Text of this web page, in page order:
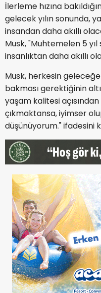
İlerleme hızına
gelecek yılın sonunda,
insandan daha akıllı
Musk, "Muhtemelen 5
insanlıktan daha akıllı
Musk, herkesin
bakması gerektiğinin
yaşam kalitesi
çıkmaktansa, iyimser
düşünüyorum." ifadesini